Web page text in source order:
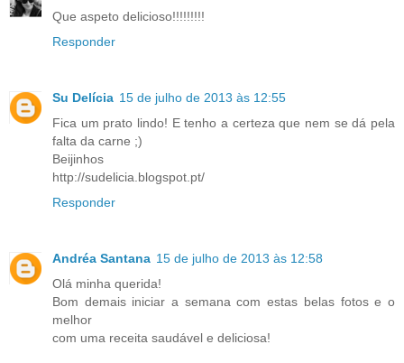
Que aspeto delicioso!!!!!!!!!
Responder
Su Delícia 15 de julho de 2013 às 12:55
Fica um prato lindo! E tenho a certeza que nem se dá pela
falta da carne ;)
Beijinhos
http://sudelicia.blogspot.pt/
Responder
Andréa Santana 15 de julho de 2013 às 12:58
Olá minha querida!
Bom demais iniciar a semana com estas belas fotos e o
melhor
com uma receita saudável e deliciosa!